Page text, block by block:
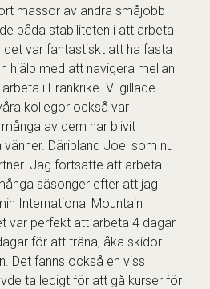
massor av andra småjobb
båda stabiliteten i att arbeta
var fantastiskt att ha fasta
hjälp med att navigera mellan
i Frankrike. Vi gillade
kollegor också var
av dem har blivit
Däribland Joel som nu
Jag fortsatte att arbeta
säsonger efter att jag
International Mountain
var perfekt att arbeta 4 dagar i
för att träna, åka skidor
Det fanns också en viss
ta ledigt för att gå kurser för